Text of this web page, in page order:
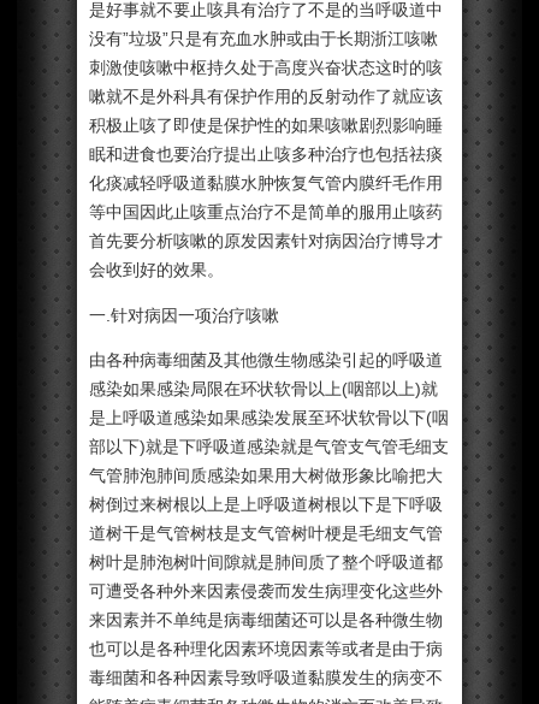
是好事就不要止咳具有治疗了不是的当呼吸道中
没有”垃圾”只是有充血水肿或由于长期浙江咳嗽
刺激使咳嗽中枢持久处于高度兴奋状态这时的咳
嗽就不是外科具有保护作用的反射动作了就应该
积极止咳了即使是保护性的如果咳嗽剧烈影响睡
眠和进食也要治疗提出止咳多种治疗也包括祛痰
化痰减轻呼吸道黏膜水肿恢复气管内膜纤毛作用
等中国因此止咳重点治疗不是简单的服用止咳药
首先要分析咳嗽的原发因素针对病因治疗博导才
会收到好的效果。
一.针对病因一项治疗咳嗽
由各种病毒细菌及其他微生物感染引起的呼吸道
感染如果感染局限在环状软骨以上(咽部以上)就
是上呼吸道感染如果感染发展至环状软骨以下(咽
部以下)就是下呼吸道感染就是气管支气管毛细支
气管肺泡肺间质感染如果用大树做形象比喻把大
树倒过来树根以上是上呼吸道树根以下是下呼吸
道树干是气管树枝是支气管树叶梗是毛细支气管
树叶是肺泡树叶间隙就是肺间质了整个呼吸道都
可遭受各种外来因素侵袭而发生病理变化这些外
来因素并不单纯是病毒细菌还可以是各种微生物
也可以是各种理化因素环境因素等或者是由于病
毒细菌和各种因素导致呼吸道黏膜发生的病变不